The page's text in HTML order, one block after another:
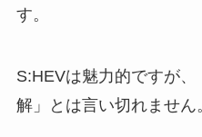
す。
S:HEVは魅力的ですが
解」とは言い切れません